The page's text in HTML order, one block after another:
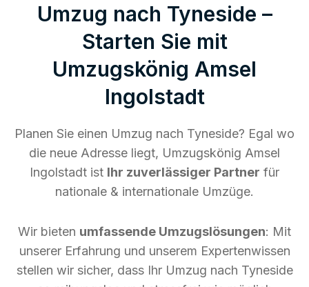
Umzug nach Tyneside –
Starten Sie mit
Umzugskönig Amsel
Ingolstadt
Planen Sie einen Umzug nach Tyneside? Egal wo
die neue Adresse liegt, Umzugskönig Amsel
Ingolstadt ist Ihr zuverlässiger Partner für
nationale & internationale Umzüge.
Wir bieten umfassende Umzugslösungen: Mit
unserer Erfahrung und unserem Expertenwissen
stellen wir sicher, dass Ihr Umzug nach Tyneside